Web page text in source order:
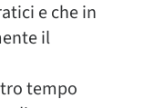
e che in
il
tempo